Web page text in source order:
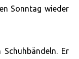
Sonntag wieder
Er